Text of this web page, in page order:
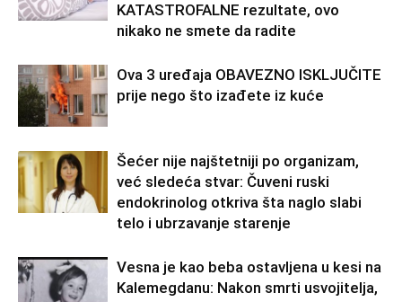
KATASTROFALNE rezultate, ovo
nikako ne smete da radite
Ova 3 uređaja OBAVEZNO ISKLJUČITE
prije nego što izađete iz kuće
Šećer nije najštetniji po organizam,
već sledeća stvar: Čuveni ruski
endokrinolog otkriva šta naglo slabi
telo i ubrzavanje starenje
Vesna je kao beba ostavljena u kesi na
Kalemegdanu: Nakon smrti usvojitelja,